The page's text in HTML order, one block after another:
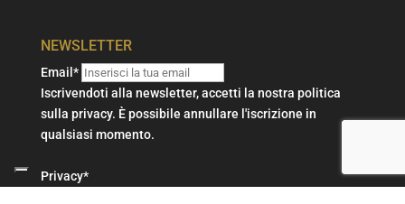
NEWSLETTER
Email*
Iscrivendoti alla newsletter, accetti la nostra politica
sulla privacy. È possibile annullare l'iscrizione in
qualsiasi momento.
Privacy*